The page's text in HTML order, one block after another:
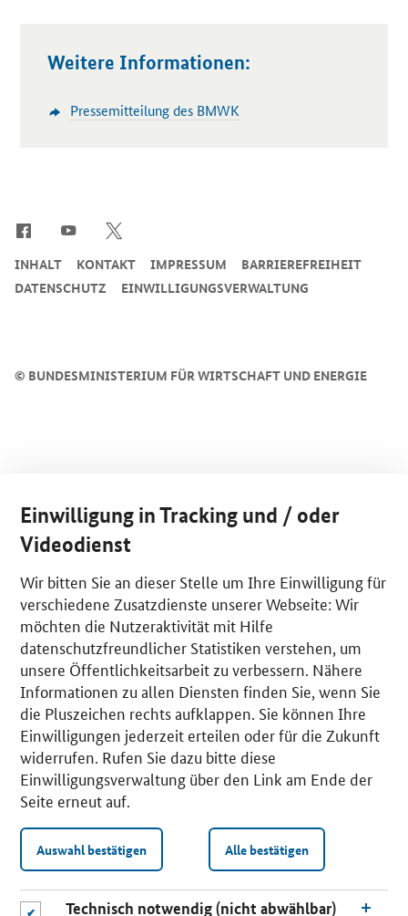
Weitere Informationen:
Pressemitteilung des BMWK
© BUNDESMINISTERIUM FÜR WIRTSCHAFT UND ENERGIE
INHALT KONTAKT IMPRESSUM
BARRIEREFREIHEIT
DATENSCHUTZ
EINWILLIGUNGSVERWALTUNG
Einwilligung in Tracking und / oder
Videodienst
Wir bitten Sie an dieser Stelle um Ihre Einwilligung für
verschiedene Zusatzdienste unserer Webseite: Wir
möchten die Nutzeraktivität mit Hilfe
datenschutzfreundlicher Statistiken verstehen, um
unsere Öffentlichkeitsarbeit zu verbessern. Nähere
Informationen zu allen Diensten finden Sie, wenn Sie
die Pluszeichen rechts aufklappen. Sie können Ihre
Einwilligungen jederzeit erteilen oder für die Zukunft
widerrufen. Rufen Sie dazu bitte diese
Einwilligungsverwaltung über den Link am Ende der
Seite erneut auf.
Auswahl bestätigen Alle bestätigen
Technisch notwendig (nicht abwählbar)